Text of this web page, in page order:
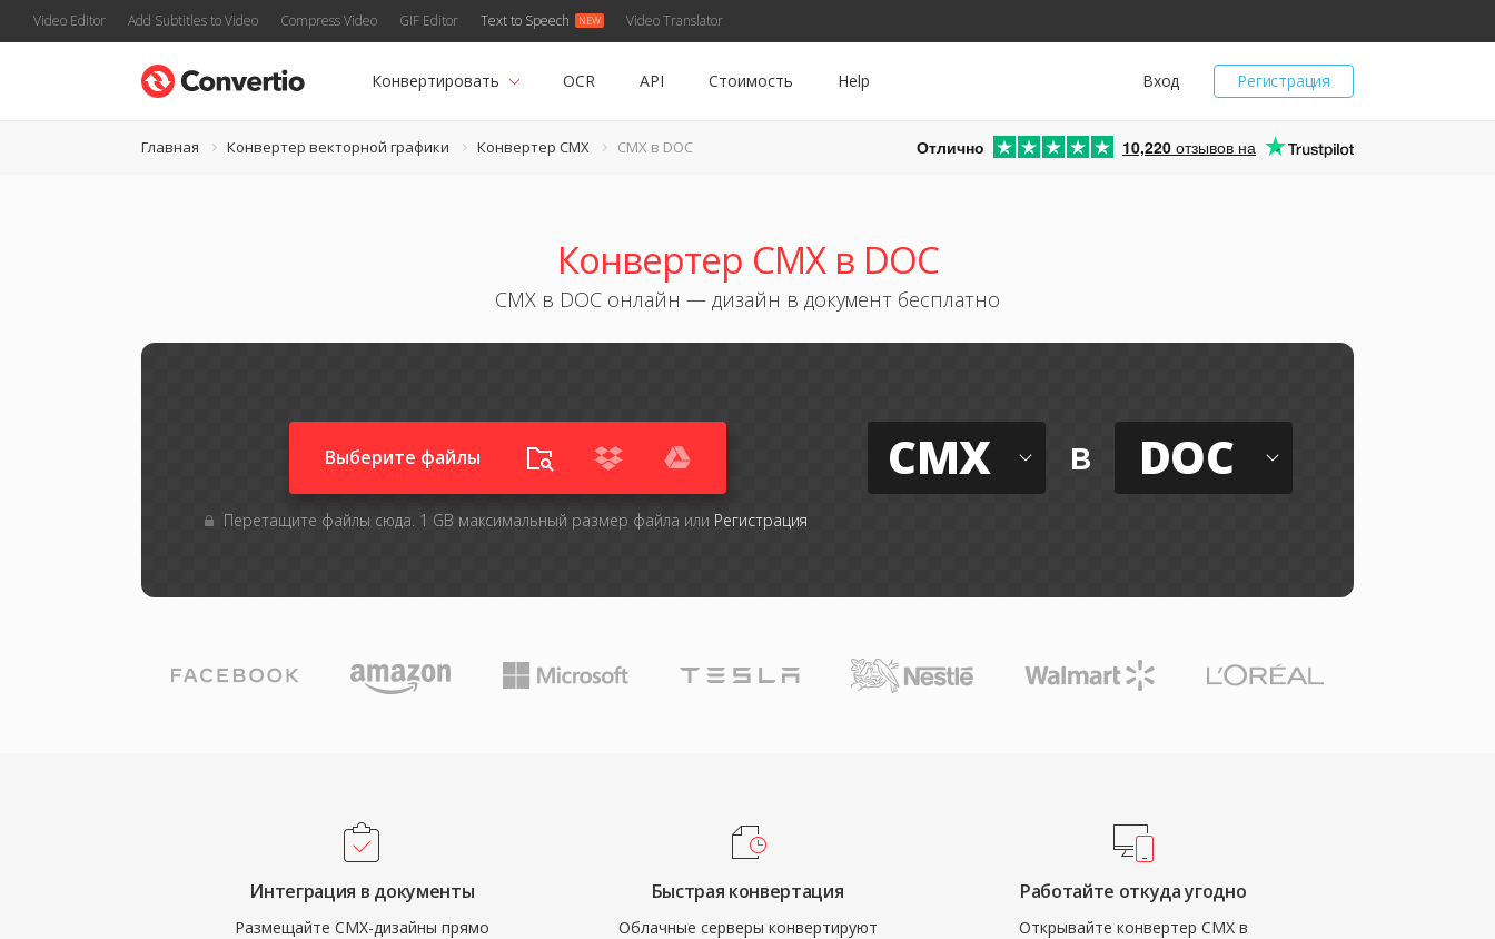
Video Editor Add Subtitles to Video Compress Video GIF Editor Text to Speech Video Translator
Регистрация
Вход
Конвертировать OCR API Стоимость Help
Главная Конвертер векторной графики Конвертер CMX CMX в DOC Отлично 10,220 отзывов на
Конвертер CMX в DOC
CMX в DOC онлайн — дизайн в документ бесплатно
Выберите файлы
Перетащите файлы сюда. 1 GB максимальный размер файла или Регистрация
CMX в DOC
Интеграция в документы
Размещайте CMX-дизайны прямо
Быстрая конвертация
Облачные серверы конвертируют
Работайте откуда угодно
Открывайте конвертер CMX в